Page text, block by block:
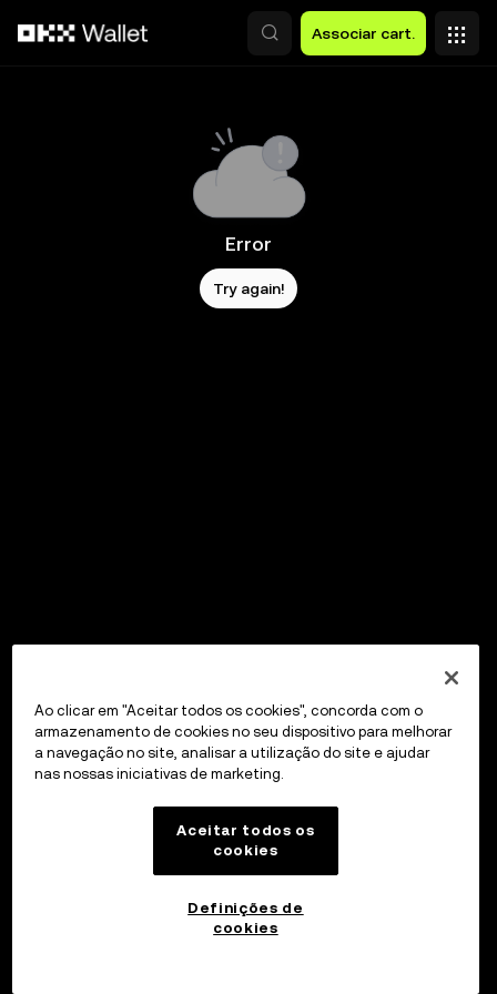
Associar cart.
Error
Try again!
Ao clicar em "Aceitar todos os cookies", concorda com o
armazenamento de cookies no seu dispositivo para melhorar
a navegação no site, analisar a utilização do site e ajudar
nas nossas iniciativas de marketing.
Aceitar todos os
cookies
Definições de
cookies